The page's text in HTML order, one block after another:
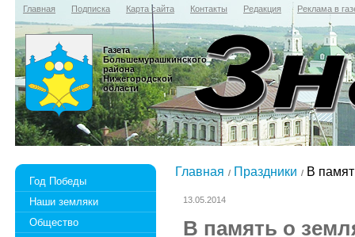
Главная Подписка Карта сайта Контакты Редакция Реклама в
Газета
Большемурашкинского
района
Нижегородской
области
Год Победы
Наши земляки
Общество
Главная Праздники В
13.05.2014
В память о